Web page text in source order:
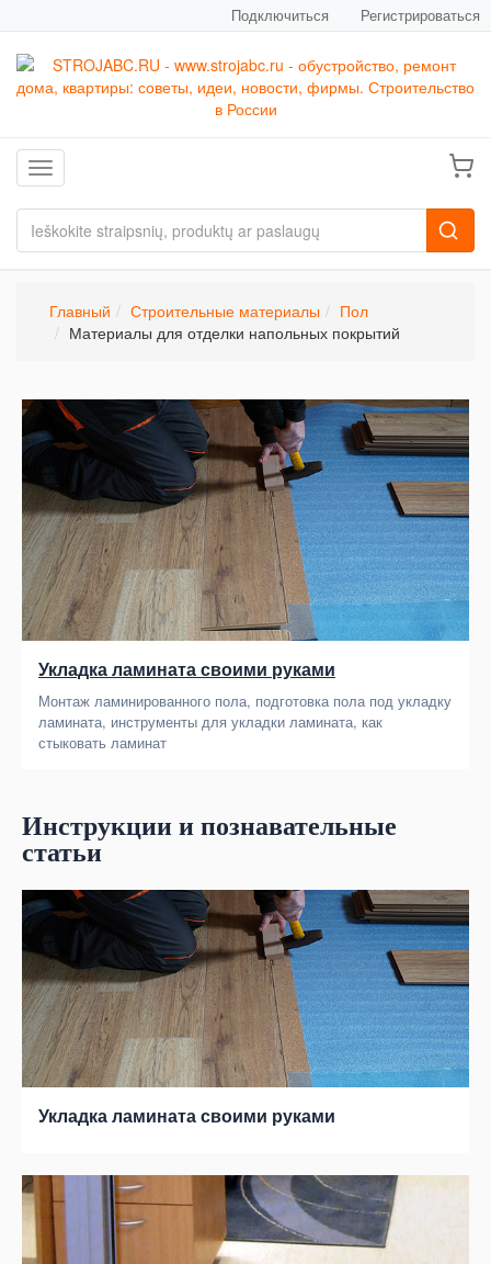
Подключиться Регистрироваться
Toggle navigation
Главный Строительные материалы
Пол
Материалы для отделки напольных покрытий
Укладка ламината своими руками
Монтаж ламинированного пола, подготовка пола под укладку
ламината, инструменты для укладки ламината, как
стыковать ламинат
Инструкции и познавательные
статьи
Укладка ламината своими руками